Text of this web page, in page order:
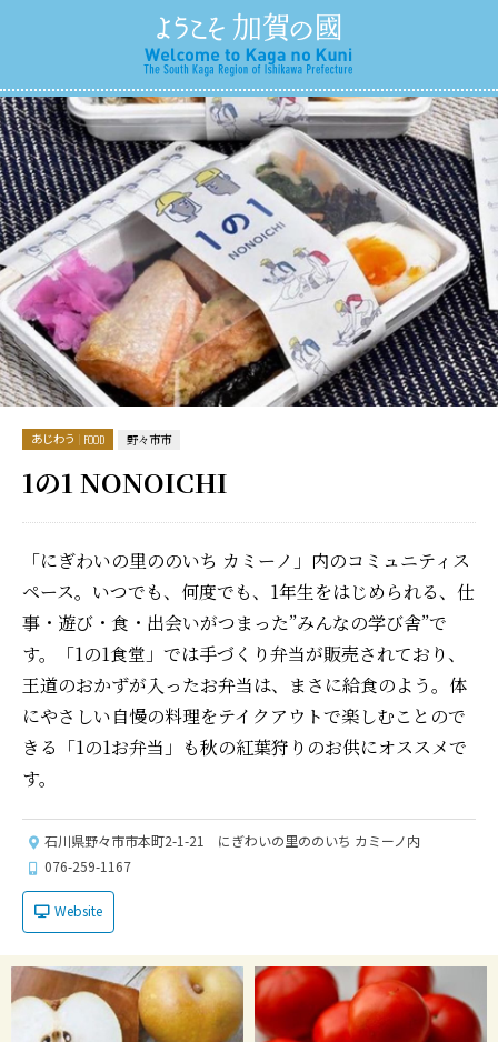
あじわう FOOD 野々市市
1の1 NONOICHI
「にぎわいの里ののいち カミーノ」内のコミュニティス
ペース。いつでも、何度でも、1年生をはじめられる、仕
事・遊び・食・出会いがつまった”みんなの学び舎”で
す。「1の1食堂」では手づくり弁当が販売されており、
王道のおかずが入ったお弁当は、まさに給食のよう。体
にやさしい自慢の料理をテイクアウトで楽しむことので
きる「1の1お弁当」も秋の紅葉狩りのお供にオススメで
す。
石川県野々市市本町2-1-21 にぎわいの里ののいち カミーノ内
076-259-1167
Website